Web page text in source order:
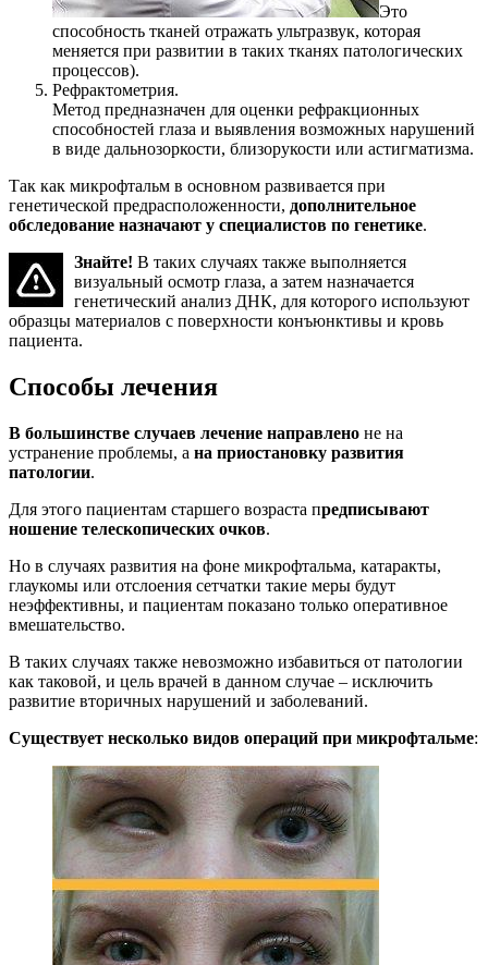
Это
способность тканей отражать ультразвук, которая
меняется при развитии в таких тканях патологических
процессов).
Рефрактометрия.
Метод предназначен для оценки рефракционных
способностей глаза и выявления возможных нарушений
в виде дальнозоркости, близорукости или астигматизма.
Так как микрофтальм в основном развивается при
генетической предрасположенности, дополнительное
обследование назначают у специалистов по генетике.
Знайте! В таких случаях также выполняется
визуальный осмотр глаза, а затем назначается
генетический анализ ДНК, для которого используют
образцы материалов с поверхности конъюнктивы и кровь
пациента.
Способы лечения
В большинстве случаев лечение направлено не на
устранение проблемы, а на приостановку развития
патологии.
Для этого пациентам старшего возраста предписывают
ношение телескопических очков.
Но в случаях развития на фоне микрофтальма, катаракты,
глаукомы или отслоения сетчатки такие меры будут
неэффективны, и пациентам показано только оперативное
вмешательство.
В таких случаях также невозможно избавиться от патологии
как таковой, и цель врачей в данном случае – исключить
развитие вторичных нарушений и заболеваний.
Существует несколько видов операций при микрофтальме: